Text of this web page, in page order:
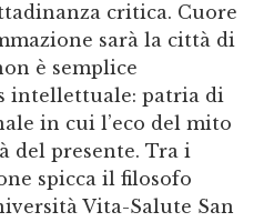
critica. Cuore
sarà la città di
è semplice
intellettuale: patria di
in cui l’eco del mito
del presente. Tra i
spicca il filosofo
Vita-Salute San